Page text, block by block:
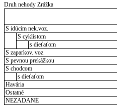
Druh nehody Zrážka
S idúcim nek.voz.
S cyklistom
s dieťaťom
S zaparkov. voz.
S pevnou prekážkou
S chodcom
s dieťaťom
Havária
Ostatné
NEZADANÉ